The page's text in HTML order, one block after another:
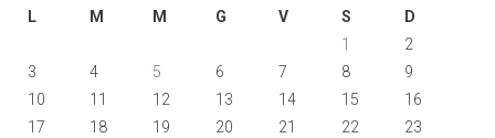
L
M M G V S
D
1
2
3
4 5 6 7 8
9
10
11 12 13 14 15
16
17
18 19 20 21 22
23